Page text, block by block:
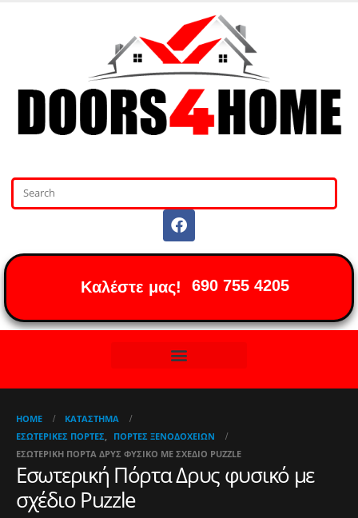
Καλέστε μας! 690 755 4205
HOME
ΚΑΤΆΣΤΗΜΑ
ΕΣΩΤΕΡΙΚΈΣ ΠΌΡΤΕΣ
ΠΌΡΤΕΣ ΞΕΝΟΔΟΧΕΊΩΝ
ΕΣΩΤΕΡΙΚΉ ΠΌΡΤΑ ΔΡΥΣ ΦΥΣΙΚΌ ΜΕ ΣΧΈΔΙΟ PUZZLE
Εσωτερική Πόρτα Δρυς φυσικό με
σχέδιο Puzzle